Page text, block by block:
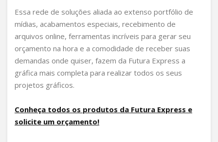
Essa rede de soluções aliada ao extenso portfólio de
mídias, acabamentos especiais, recebimento de
arquivos online, ferramentas incríveis para gerar seu
orçamento na hora e a comodidade de receber suas
demandas onde quiser, fazem da Futura Express a
gráfica mais completa para realizar todos os seus
projetos gráficos.
Conheça todos os produtos da Futura Express e
solicite um orçamento!